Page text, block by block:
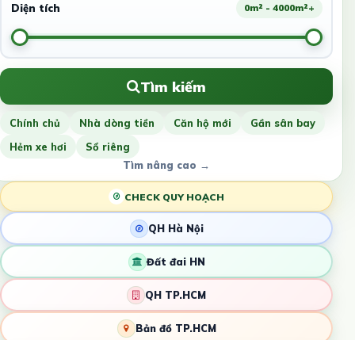
Diện tích 0m² - 4000m²+
Tìm kiếm
Chính chủ Nhà dòng tiền Căn hộ mới
Gần sân bay
Hẻm xe hơi
Sổ riêng
Tìm nâng cao →
CHECK QUY HOẠCH
QH Hà Nội
Đất đai HN
QH TP.HCM
Bản đồ TP.HCM